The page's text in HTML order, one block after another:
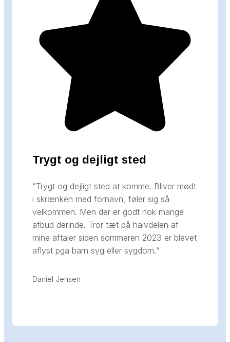
Trygt og dejligt sted
“Trygt og dejligt sted at komme. Bliver mødt
i skrænken med fornavn, føler sig så
velkommen. Men der er godt nok mange
afbud derinde. Tror tæt på halvdelen af
mine aftaler siden sommeren 2023 er blevet
aflyst pga barn syg eller sygdom.“
Daniel Jensen